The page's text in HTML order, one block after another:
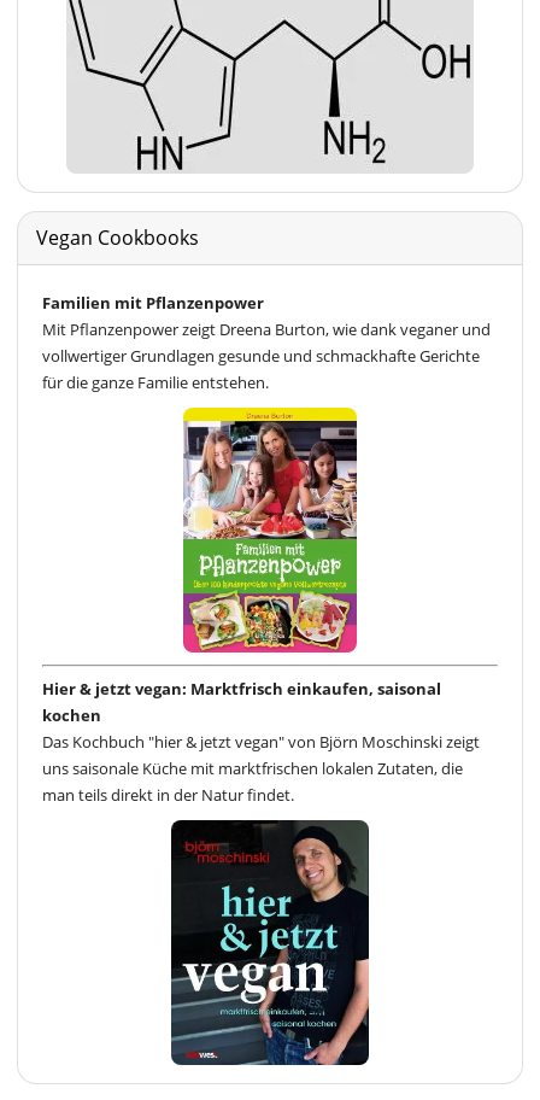
Vegan Cookbooks
Familien mit Pflanzenpower
Mit Pflanzenpower zeigt Dreena Burton, wie dank veganer und
vollwertiger Grundlagen gesunde und schmackhafte Gerichte
für die ganze Familie entstehen.
Hier & jetzt vegan: Marktfrisch einkaufen, saisonal
kochen
Das Kochbuch "hier & jetzt vegan" von Björn Moschinski zeigt
uns saisonale Küche mit marktfrischen lokalen Zutaten, die
man teils direkt in der Natur findet.